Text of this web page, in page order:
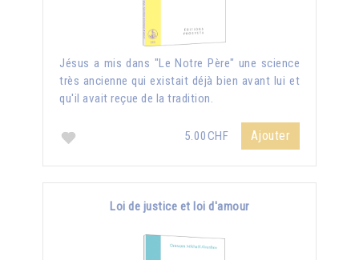
Jésus a mis dans "Le Notre Père" une science
très ancienne qui existait déjà bien avant lui et
qu'il avait reçue de la tradition.
5.00CHF Ajouter
Loi de justice et loi d'amour